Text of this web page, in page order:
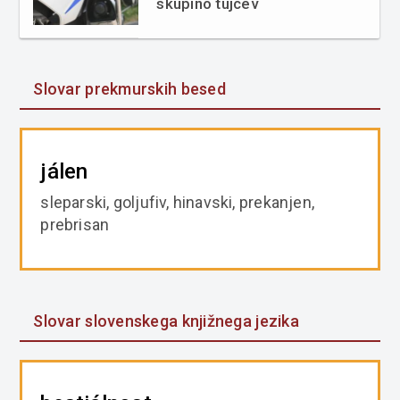
skupino tujcev
Slovar prekmurskih besed
jálen
sleparski, goljufiv, hinavski, prekanjen,
prebrisan
Slovar slovenskega knjižnega jezika